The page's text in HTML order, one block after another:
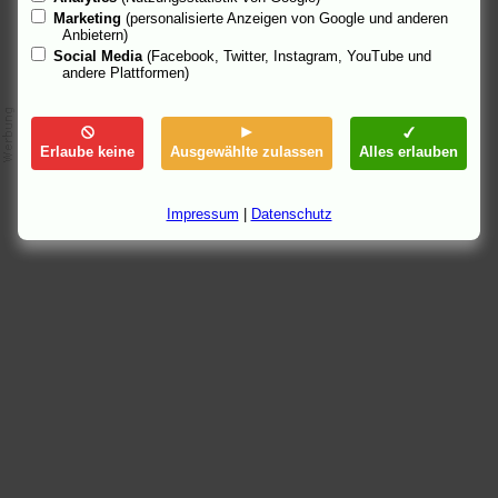
Marketing (personalisierte Anzeigen von Google und anderen
Anbietern)
Social Media (Facebook, Twitter, Instagram, YouTube und
andere Plattformen)
Erlaube keine Ausgewählte zulassen Alles erlauben
Impressum Datenschutz